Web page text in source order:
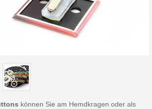
können Sie am Hemdkragen oder als